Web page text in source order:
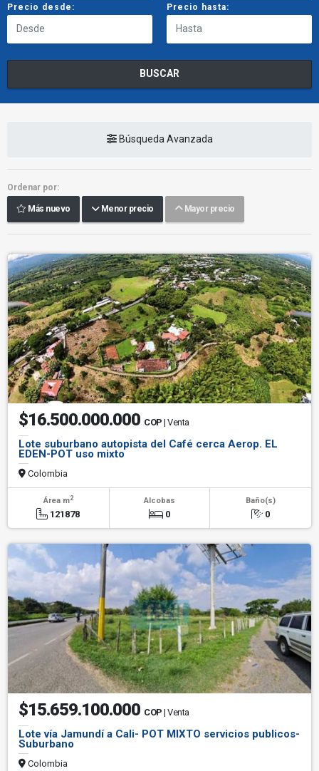
Precio desde: Precio hasta:
BUSCAR
Búsqueda Avanzada
Ordenar por:
Más nuevo Menor precio Mayor precio
$16.500.000.000 COP | Venta
Lote suburbano autopista del Café cerca Aerop. EL
EDEN-POT uso mixto
Colombia
Área m2
121878
Alcobas
0
Baño(s)
0
$15.659.100.000 COP | Venta
Lote vía Jamundí a Cali- POT MIXTO servicios publicos-
Suburbano
Colombia